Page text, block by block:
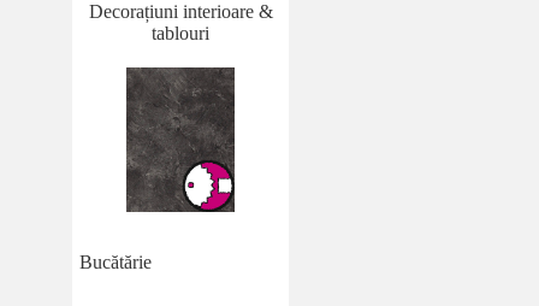
Decorațiuni interioare &
tablouri
Bucătărie